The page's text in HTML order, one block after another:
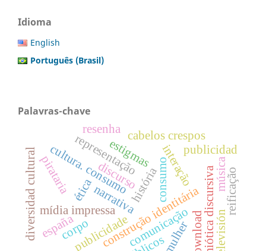
Idioma
English
Português (Brasil)
Palavras-chave
comunicação
consumo
história
narrativa
corpo construção identitáriasemiótica discursiva
interação
mídia impressa
discurso
publicidade
representação
ética
mulher
cultura. consumo
cabelos crespos
publicidad
diversidad cultural españa
música
estigmas
reificação
download
pirataria
resenha
televisión